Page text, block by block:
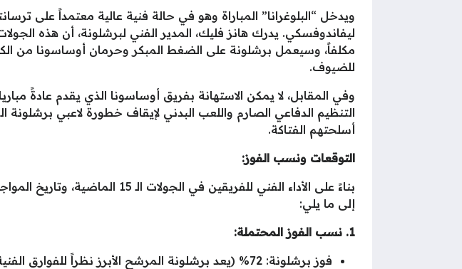
ويدخل “البلوغرانا” المباراة وهو في حالة فنية عالية معتمداً على
ليفاندوفسكي. يدرك هانز فليك، المدير الفني لبرشلونة، أن هذه
مكلفاً، وسيعمل برشلونة على الضغط المبكر وحرمان أوساسونا من
للضيوف.
وفي المقابل، لا يمكن الاستهانة بفريق أوساسونا الذي يقدم عادةً
التنظيم الدفاعي الصارم واللعب البدني لإيقاف خطورة لاعبي برشلونة
أسلحتهم الفتاكة.
التوقعات ونسب الفوز:
بناءً على الأداء الفني للفريقين
إلى ما يلي:
1. نسب الفوز المحتملة:
فوز برشلونة: 72% (يعد برشلونة المرشح الأبرز نظراً للفوارق الفنية وعامل الأرض)